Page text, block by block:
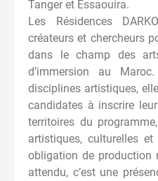
Tanger et Essaouira.
Les Résidences
créateurs et chercheurs
dans le champ des
d’immersion au
disciplines artistiques,
candidates à inscrire
territoires du
artistiques, culturelles
obligation de production
attendu, c’est une